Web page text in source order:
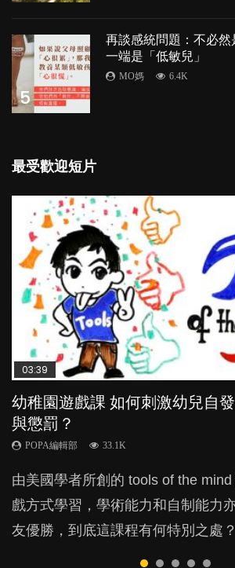
5
再談感統問題：不必
一端是「低敏兒」
MO媽 6.4K
最受歡迎短片
03:39
幼稚園遊戲課 如何刺激幼兒自
與懲罰？
POPA編輯部 33.1K
由美國學者所創的 tools of the
戲方式學習，學術能力和自制能力
友優勝，到底這課程有何特別之處
04:59
幼兒playgroup真係玩耍中學習？
月大前上堂不見效果
POPA編輯部 47.1K
現今小朋友的起跑線，愈推愈前。
的統計數字，但粗略估算，香港至
期教育中心，但孩子是否愈早上
03:02
老公患產後憂鬱症對BB的影響
POPA編輯部
鬱，影響日常生活，嚴重的甚至會
朋友的念頭。但為何爸爸患上產後
覺？...
04:06
全職好？在職好？｜全職媽媽
力與價值
POPA編輯部 25.8K
許多媽媽心底可能都有一刻掙扎過
是在職好。雖說每個家庭都有自己
因素，但原來全職和在職媽媽所養
04:18
凡事以BB為中心，就係好爸媽
的身心虛耗
POPA編輯部 31.5K
父母日夜無間、身心俱疲地照顧BB
教養？部份父母更會為了小朋友放
少出席朋友聚會等等，你以為會換